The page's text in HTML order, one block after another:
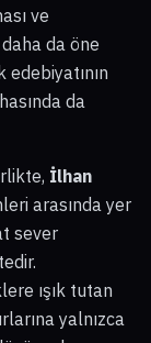
ve
da öne
edebiyatının
da
İlhan
arasında yer
sever
ışık tutan
yalnızca